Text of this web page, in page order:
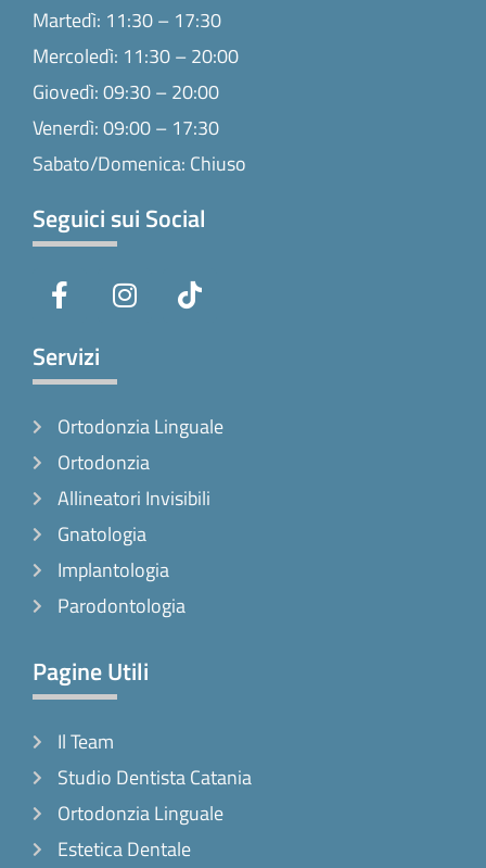
Martedì: 11:30 – 17:30
Mercoledì: 11:30 – 20:00
Giovedì: 09:30 – 20:00
Venerdì: 09:00 – 17:30
Sabato/Domenica: Chiuso
Seguici sui Social
a
e
b
o
k
-
f
n
r
a
m
i
Servizi
Ortodonzia Linguale
Ortodonzia
Allineatori Invisibili
Gnatologia
Implantologia
Parodontologia
Pagine Utili
Il Team
Studio Dentista Catania
Ortodonzia Linguale
Estetica Dentale